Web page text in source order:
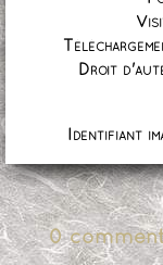
Droit
Identifiant
0